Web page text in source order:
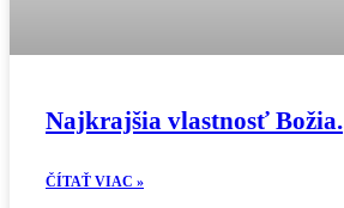
Najkrajšia vlastnosť Božia.
ČÍTAŤ VIAC »